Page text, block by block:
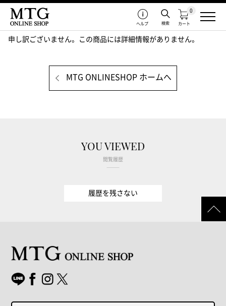
カート
0
検索
ヘルプ
申し訳ございません。この商品には詳細情報がありません。
MTG ONLINESHOP ホームへ
YOU VIEWED
閲覧履歴
履歴を残さない